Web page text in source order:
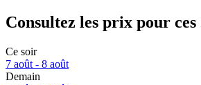
Consultez les prix pour ces
Ce soir
7 août - 8 août
Demain